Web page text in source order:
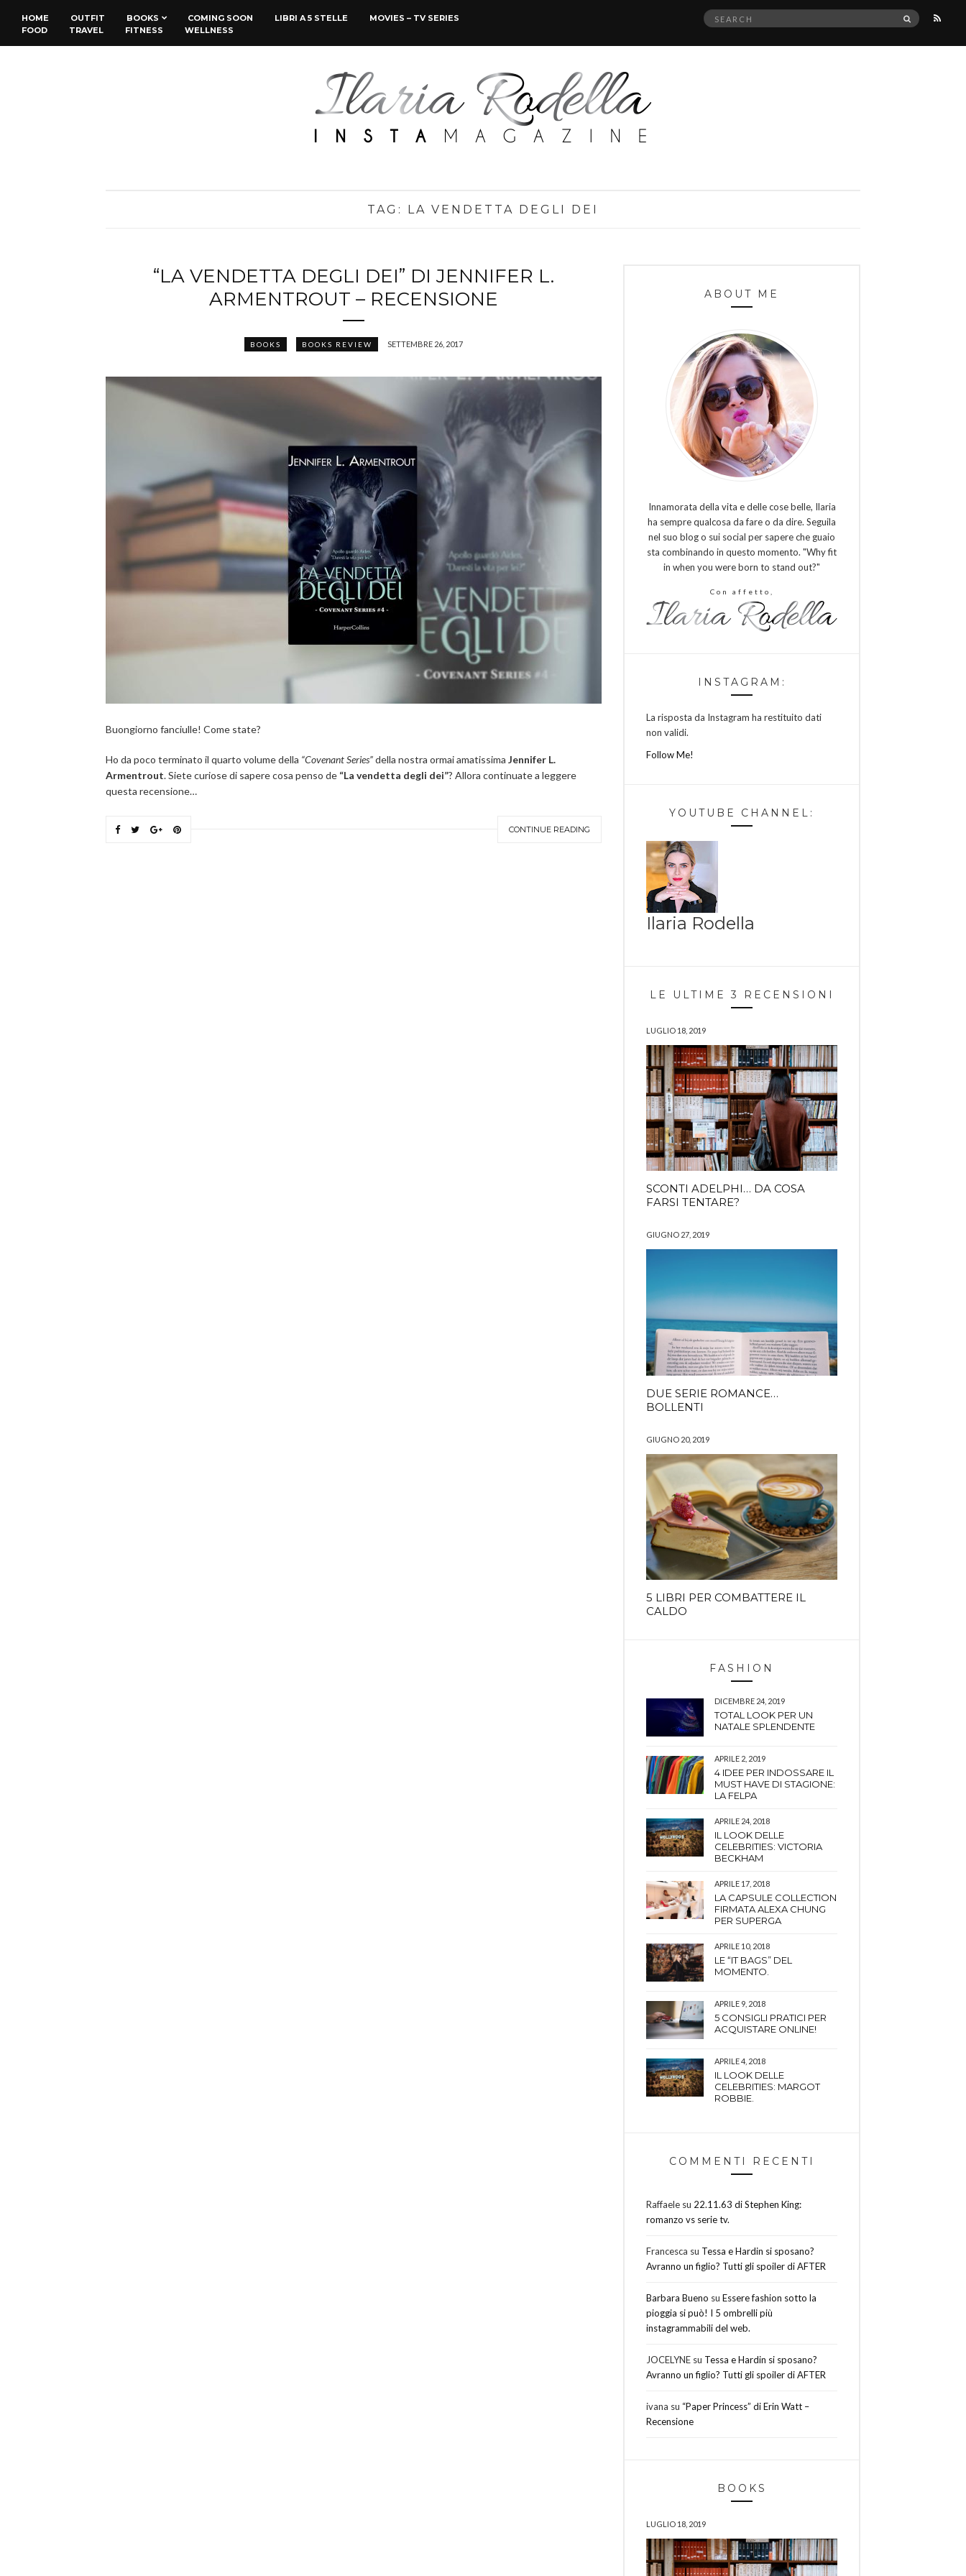
HOME OUTFIT BOOKS COMING SOON LIBRI A 5 STELLE
MOVIES – TV SERIES
FOOD
TRAVEL FITNESS WELLNESS
Search
SEARCH
TAG: LA VENDETTA DEGLI DEI
“LA VENDETTA DEGLI DEI” DI JENNIFER L.
ARMENTROUT – RECENSIONE
BOOKS BOOKS REVIEW SETTEMBRE 26, 2017
Buongiorno fanciulle! Come state?
Ho da poco terminato il quarto volume della “Covenant Series”della nostra ormai amatissima Jennifer L.
Armentrout. Siete curiose di sapere cosa penso de “La vendetta degli dei”? Allora continuate a leggere
questa recensione…
CONTINUE READING
ABOUT ME
Innamorata della vita e delle cose belle, Ilaria
ha sempre qualcosa da fare o da dire. Seguila
nel suo blog o sui social per sapere che guaio
sta combinando in questo momento. "Why fit
in when you were born to stand out?"
Con affetto,
INSTAGRAM:
La risposta da Instagram ha restituito dati
non validi.
Follow Me!
YOUTUBE CHANNEL:
Ilaria Rodella
LE ULTIME 3 RECENSIONI
LUGLIO 18, 2019
SCONTI ADELPHI… DA COSA
FARSI TENTARE?
GIUGNO 27, 2019
DUE SERIE ROMANCE…
BOLLENTI
GIUGNO 20, 2019
5 LIBRI PER COMBATTERE IL
CALDO
FASHION
DICEMBRE 24, 2019
TOTAL LOOK PER UN
NATALE SPLENDENTE
APRILE 2, 2019
4 IDEE PER INDOSSARE IL
MUST HAVE DI STAGIONE:
LA FELPA
APRILE 24, 2018
IL LOOK DELLE
CELEBRITIES: VICTORIA
BECKHAM
APRILE 17, 2018
LA CAPSULE COLLECTION
FIRMATA ALEXA CHUNG
PER SUPERGA
APRILE 10, 2018
LE “IT BAGS” DEL
MOMENTO.
APRILE 9, 2018
5 CONSIGLI PRATICI PER
ACQUISTARE ONLINE!
APRILE 4, 2018
IL LOOK DELLE
CELEBRITIES: MARGOT
ROBBIE.
COMMENTI RECENTI
Raffaele su 22.11.63 di Stephen King:
romanzo vs serie tv.
Francesca su Tessa e Hardin si sposano?
Avranno un figlio? Tutti gli spoiler di AFTER
Barbara Bueno su Essere fashion sotto la
pioggia si può! I 5 ombrelli più
instagrammabili del web.
JOCELYNE su Tessa e Hardin si sposano?
Avranno un figlio? Tutti gli spoiler di AFTER
ivana su “Paper Princess” di Erin Watt –
Recensione
BOOKS
LUGLIO 18, 2019